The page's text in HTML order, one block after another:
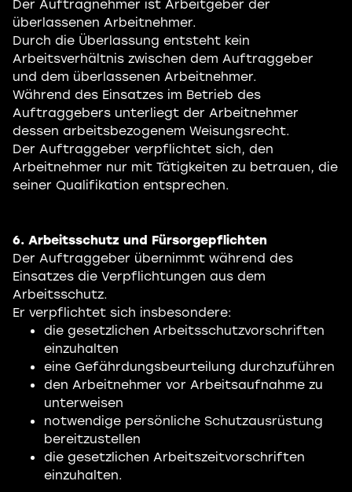
Der Auftragnehmer ist Arbeitgeber der
überlassenen Arbeitnehmer.
Durch die Überlassung entsteht kein
Arbeitsverhältnis zwischen dem Auftraggeber
und dem überlassenen Arbeitnehmer.
Während des Einsatzes im Betrieb des
Auftraggebers unterliegt der Arbeitnehmer
dessen arbeitsbezogenem Weisungsrecht.
Der Auftraggeber verpflichtet sich, den
Arbeitnehmer nur mit Tätigkeiten zu betrauen, die
seiner Qualifikation entsprechen.
6. Arbeitsschutz und Fürsorgepflichten
Der Auftraggeber übernimmt während des
Einsatzes die Verpflichtungen aus dem
Arbeitsschutz.
Er verpflichtet sich insbesondere:
die gesetzlichen Arbeitsschutzvorschriften
einzuhalten
eine Gefährdungsbeurteilung durchzuführen
den Arbeitnehmer vor Arbeitsaufnahme zu
unterweisen
notwendige persönliche Schutzausrüstung
bereitzustellen
die gesetzlichen Arbeitszeitvorschriften
einzuhalten.